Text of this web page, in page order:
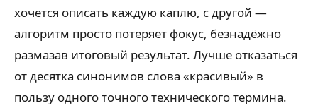
хочется описать каждую каплю, с другой —
алгоритм просто потеряет фокус, безнадёжно
размазав итоговый результат. Лучше отказаться
от десятка синонимов слова «красивый» в
пользу одного точного технического термина.